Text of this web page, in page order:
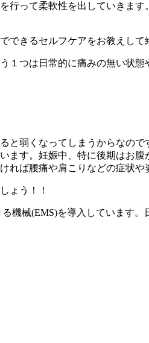
って柔軟性を出していきま
できるセルフケアをお教えして
つは日常的に痛みの無い状
弱くなってしまうからなの
す。妊娠中、特に後期はお
ば腰痛や肩こりなどの症状や
ょう！！
機械(EMS)を導入しています